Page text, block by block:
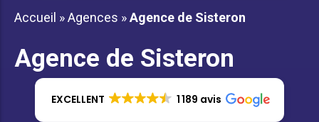
Accueil »Agences »Agence de Sisteron
Agence de Sisteron
EXCELLENT 1 189 avis